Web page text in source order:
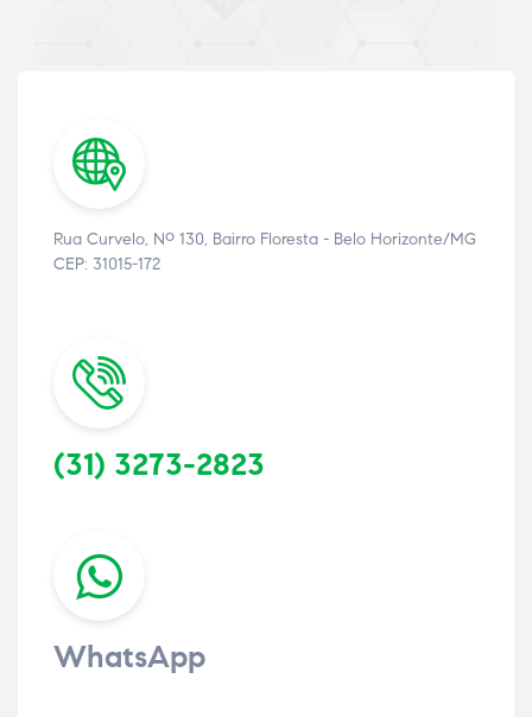
Rua Curvelo, Nº 130, Bairro Floresta - Belo Horizonte/MG
CEP: 31015-172
(31) 3273-2823
WhatsApp